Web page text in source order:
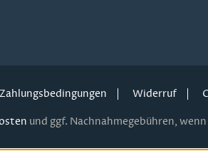
Widerruf
und ggf. Nachnahmegebühren,